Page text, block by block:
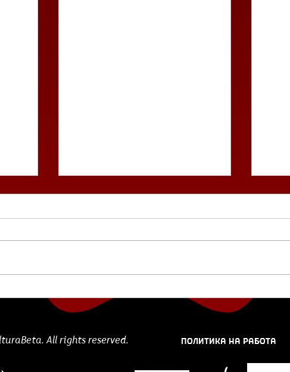
„Прозаични стихови“ на
Катами
ги
All rights reserved. ПОЛИТИКА НА РАБОТА